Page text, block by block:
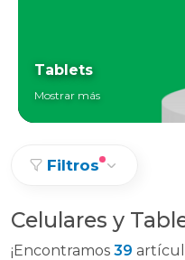
Tablets
Mostrar más
Filtros
Celulares y
¡Encontramos 39